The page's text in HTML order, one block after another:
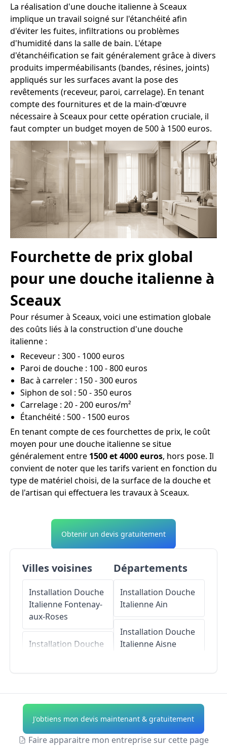
La réalisation d'une douche italienne à Sceaux
implique un travail soigné sur l'étanchéité afin
d'éviter les fuites, infiltrations ou problèmes
d'humidité dans la salle de bain. L'étape
d'étanchéification se fait généralement grâce à divers
produits imperméabilisants (bandes, résines, joints)
appliqués sur les surfaces avant la pose des
revêtements (receveur, paroi, carrelage). En tenant
compte des fournitures et de la main-d'œuvre
nécessaire à Sceaux pour cette opération cruciale, il
faut compter un budget moyen de 500 à 1500 euros.
Fourchette de prix global
pour une douche italienne à
Sceaux
Pour résumer à Sceaux, voici une estimation globale
des coûts liés à la construction d'une douche
italienne :
Receveur : 300 - 1000 euros
Paroi de douche : 100 - 800 euros
Bac à carreler : 150 - 300 euros
Siphon de sol : 50 - 350 euros
Carrelage : 20 - 200 euros/m²
Étanchéité : 500 - 1500 euros
En tenant compte de ces fourchettes de prix, le coût
moyen pour une douche italienne se situe
généralement entre 1500 et 4000 euros, hors pose. Il
convient de noter que les tarifs varient en fonction du
type de matériel choisi, de la surface de la douche et
de l'artisan qui effectuera les travaux à Sceaux.
Obtenir un devis gratuitement
Villes voisines
Installation Douche
Italienne Fontenay-
aux-Roses
Installation Douche
Installation Douche
Installation Douche
Départements
Installation Douche
ItalienneAin
Installation Douche
ItalienneAisne
Installation Douche
Italienne Alpes-de-
Haute-Provence
J'obtiens mon devis maintenant & gratuitement
Faire apparaitre mon entreprise sur cette page